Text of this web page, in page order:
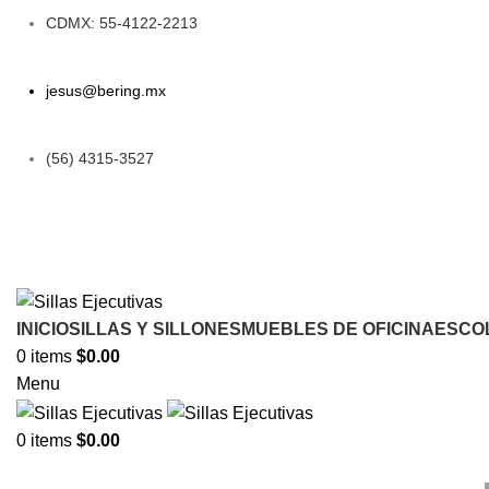
CDMX: 55-4122-2213
jesus@bering.mx
(56) 4315-3527
INICIOSILLAS Y SILLONES MUEBLES DE OFICINA
0 items $0.00
Menu
0 items $0.00